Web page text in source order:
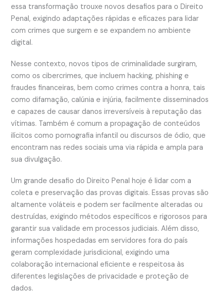
essa transformação trouxe novos desafios para o Direito
Penal, exigindo adaptações rápidas e eficazes para lidar
com crimes que surgem e se expandem no ambiente
digital.
Nesse contexto, novos tipos de criminalidade surgiram,
como os cibercrimes, que incluem hacking, phishing e
fraudes financeiras, bem como crimes contra a honra, tais
como difamação, calúnia e injúria, facilmente disseminados
e capazes de causar danos irreversíveis à reputação das
vítimas. Também é comum a propagação de conteúdos
ilícitos como pornografia infantil ou discursos de ódio, que
encontram nas redes sociais uma via rápida e ampla para
sua divulgação.
Um grande desafio do Direito Penal hoje é lidar com a
coleta e preservação das provas digitais. Essas provas são
altamente voláteis e podem ser facilmente alteradas ou
destruídas, exigindo métodos específicos e rigorosos para
garantir sua validade em processos judiciais. Além disso,
informações hospedadas em servidores fora do país
geram complexidade jurisdicional, exigindo uma
colaboração internacional eficiente e respeitosa às
diferentes legislações de privacidade e proteção de
dados.